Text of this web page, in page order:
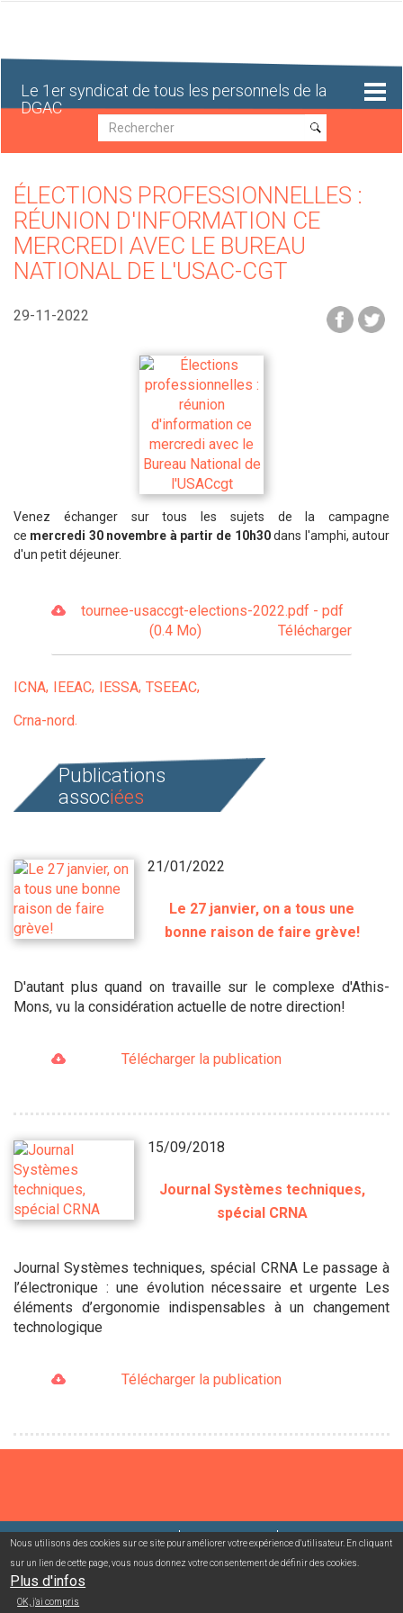
Le 1er syndicat de tous les personnels de la
DGAC
Recherche
Recherche
ÉLECTIONS PROFESSIONNELLES :
RÉUNION D'INFORMATION CE
MERCREDI AVEC LE BUREAU
NATIONAL DE L'USAC-CGT
29-11-2022
Venez échanger sur tous les sujets de la campagne
ce mercredi 30 novembre à partir de 10h30dans l'amphi, autour
d'un petit déjeuner.
tournee-usaccgt-elections-2022.pdf - pdf
(0.4 Mo)
Télécharger
ICNA IEEAC IESSA TSEEAC
Crna-nord
Publications
associées
21/01/2022
Le 27 janvier, on a tous une
bonne raison de faire grève!
D'autant plus quand on travaille sur le complexe d'Athis-
Mons, vu la considération actuelle de notre direction!
Télécharger la publication
15/09/2018
Journal Systèmes techniques,
spécial CRNA
Journal Systèmes techniques, spécial CRNA Le passage à
l’électronique : une évolution nécessaire et urgente Les
éléments d’ergonomie indispensables à un changement
technologique
Télécharger la publication
©2026 USACcgt Mentions légales Contact
Campagnes mailing/abonnement
Nous utilisons des cookies sur ce site pour améliorer votre expérience d'utilisateur. En cliquant
sur un lien de cette page, vous nous donnez votre consentement de définir des cookies.
Plus d'infos
OK, j'ai compris